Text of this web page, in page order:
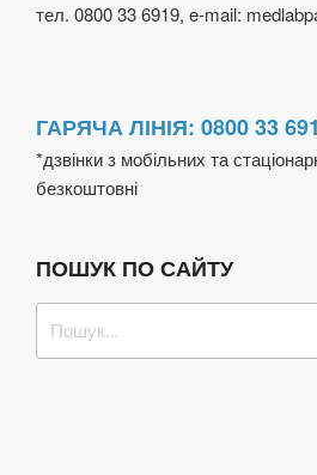
тел. 0800 33 6919, e-mail:
ГАРЯЧА ЛІНІЯ: 0800 33
*дзвінки з мобільних та
безкоштовні
ПОШУК ПО САЙТУ
за